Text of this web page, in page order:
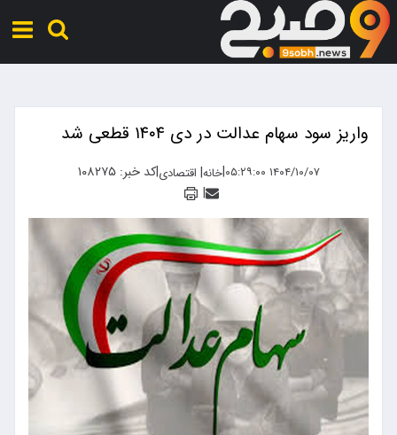
واریز سود سهام عدالت در دی ۱۴۰۴ قطعی شد
۱۴۰۴/۱۰/۰۷ ۰۵:۲۹:۰۰ |خانه| اقتصادی|کد خبر: ۱۰۸۲۷۵
|